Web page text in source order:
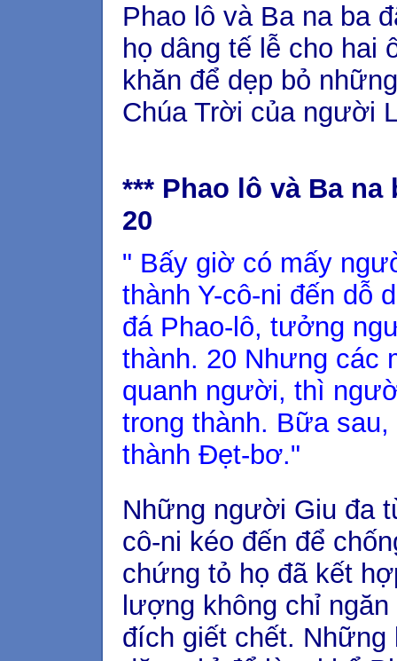
Phao lô và Ba na ba
họ dâng tế lễ cho hai
khăn để dẹp bỏ
Chúa Trời của người
*** Phao lô và Ba
20
" Bấy giờ có mấy
thành Y-cô-ni đến dỗ
đá Phao-lô, tưởng
thành. 20 Nhưng các
quanh người, thì
trong thành. Bữa
thành Đẹt-bơ."
Những người Giu đa
cô-ni kéo đến để
chứng tỏ họ đã kết
lượng không chỉ
đích giết chết.